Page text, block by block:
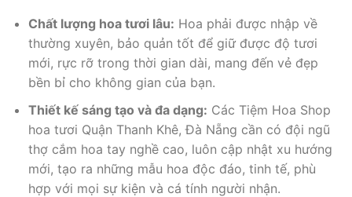
Chất lượng hoa tươi lâu: Hoa phải được nhập về
thường xuyên, bảo quản tốt để giữ được độ tươi
mới, rực rỡ trong thời gian dài, mang đến vẻ đẹp
bền bỉ cho không gian của bạn.
Thiết kế sáng tạo và đa dạng: Các Tiệm Hoa Shop
hoa tươi Quận Thanh Khê, Đà Nẵng cần có đội ngũ
thợ cắm hoa tay nghề cao, luôn cập nhật xu hướng
mới, tạo ra những mẫu hoa độc đáo, tinh tế, phù
hợp với mọi sự kiện và cá tính người nhận.